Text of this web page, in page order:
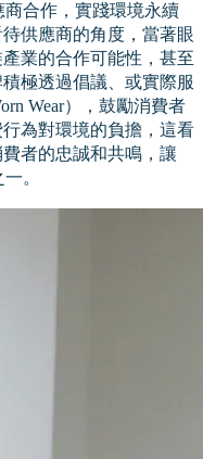
商合作，實踐環境永續
供應商的角度，當著眼
業的合作可能性，甚至
極透過倡議、或實際服
Wear），鼓勵消費者
為對環境的負擔，這看
者的忠誠和共鳴，讓
。